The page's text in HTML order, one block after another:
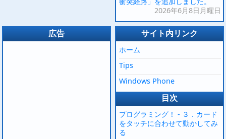
2026年6月8日月曜日
広告 サイト内リンク
ホーム
Tips
Windows Phone
目次
プログラミング！ - ３．カード
をタッチに合わせて動かしてみ
る